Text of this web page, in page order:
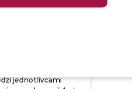
chybovosť a
jednotlivcami